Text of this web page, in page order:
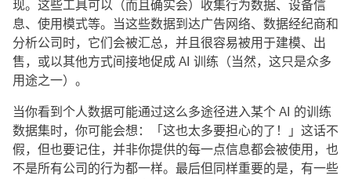
现。这些工具可以（而且确实会）收集行为数据、设备信
息、使用模式等。当这些数据到达广告网络、数据经纪商和
分析公司时，它们会被汇总，并且很容易被用于建模、出
售，或以其他方式间接地促成 AI 训练（当然，这只是众多
用途之一）。
当你看到个人数据可能通过这么多途径进入某个 AI 的训练
数据集时，你可能会想：「这也太多要担心的了！」这话不
假，但也要记住，并非你提供的每一点信息都会被使用，也
不是所有公司的行为都一样。最后但同样重要的是，有一些